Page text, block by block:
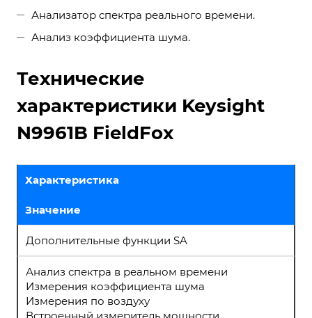
Анализатор спектра реального времени.
Анализ коэффициента шума.
Технические
характеристики Keysight
N9961B FieldFox
Характеристика
Значение
Дополнительные функции SA
Анализ спектра в реальном времени
Измерения коэффициента шума
Измерения по воздуху